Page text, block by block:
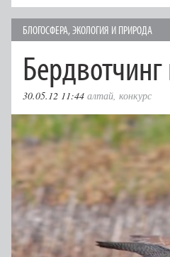
БЛОГОСФЕРА,ЭКОЛОГИЯ И ПРИРОДА
30.05.12 11:44 алтай, конкурс